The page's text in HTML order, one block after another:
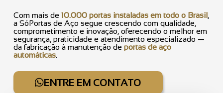
Com mais de 10.000 portas instaladas em todo o Brasil
a SóPortas de Aço segue crescendo com qualidade,
comprometimento e inovação, oferecendo o melhor em
segurança, praticidade e atendimento especializado —
da fabricação à manutenção de portas de aço
automáticas.
ENTRE EM CONTATO